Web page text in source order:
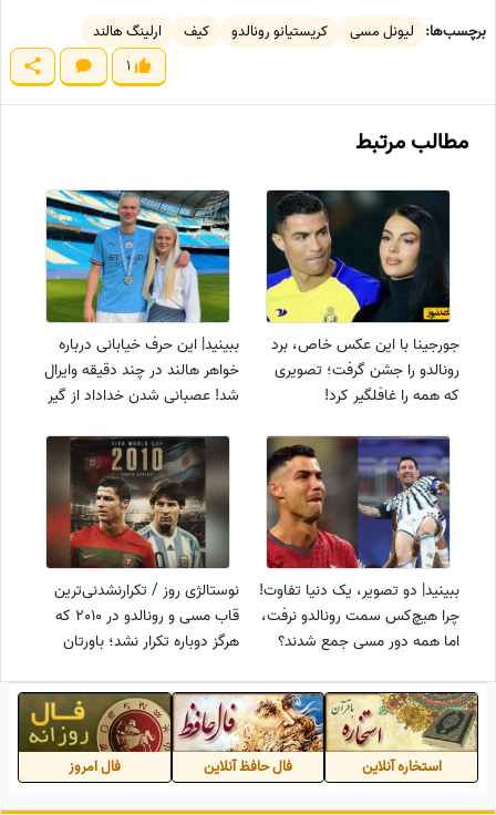
برچسب‌ها: لیونل مسی کریستیانو رونالدو کیف
ارلینگ هالند
1
مطالب مرتبط
جورجینا با این عکس خاص، برد
رونالدو را جشن گرفت؛ تصویری
که همه را غافلگیر کرد!
ببینید| این حرف خیابانی درباره
خواهر هالند در چند دقیقه وایرال
شد! عصبانی شدن خداداد از گیر
تیم نروژ
ببینید| دو تصویر، یک دنیا تفاوت!
چرا هیچ‌کس سمت رونالدو نرفت،
اما همه دور مسی جمع شدند؟
نوستالژی روز / تکرارنشدنی‌ترین
قاب مسی و رونالدو در 2010 که
هرگز دوباره تکرار نشد؛ باورتان
استخاره آنلاین فال حافظ آنلاین فال امروز